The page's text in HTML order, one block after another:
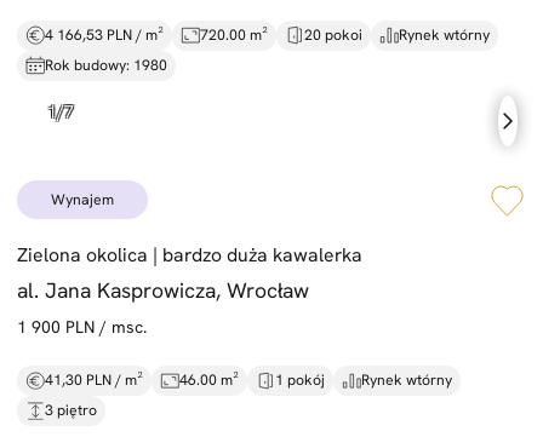
4 166,53 PLN / m² 720.00 m² 20 pokoi
Rynek wtórny
Rok budowy: 1980
wynajem
Zielona okolica | bardzo duża kawalerka
al. Jana Kasprowicza, Wrocław
1 900 PLN / msc.
41,30 PLN / m² 46.00 m² 1 pokój
Rynek wtórny
3 piętro